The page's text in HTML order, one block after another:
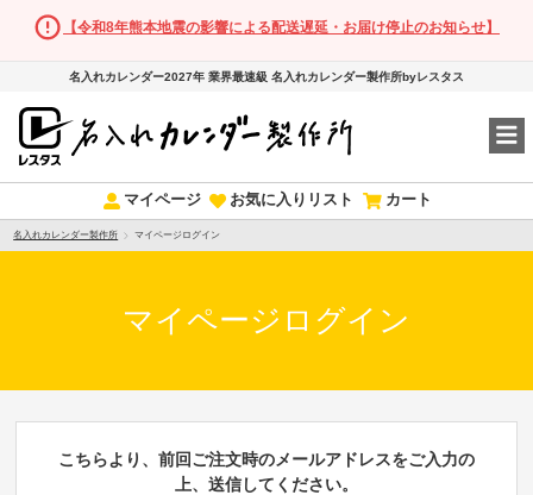
【令和8年熊本地震の影響による配送遅延・お届け停止のお知らせ】
名入れカレンダー2027年 業界最速級 名入れカレンダー製作所byレスタス
マイページ お気に入りリスト カート
名入れカレンダー製作所 マイページログイン
マイページログイン
こちらより、前回ご注文時のメールアドレスをご入力の
上、送信してください。